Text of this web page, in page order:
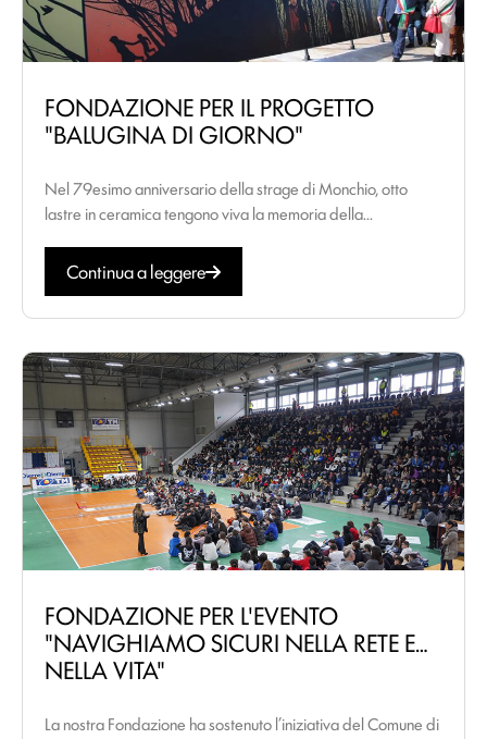
FONDAZIONE PER IL PROGETTO
"BALUGINA DI GIORNO"
Nel 79esimo anniversario della strage di Monchio, otto
lastre in ceramica tengono viva la memoria della...
Continua a leggere
FONDAZIONE PER L'EVENTO
"NAVIGHIAMO SICURI NELLA RETE E…
NELLA VITA"
La nostra Fondazione ha sostenuto l’iniziativa del Comune di